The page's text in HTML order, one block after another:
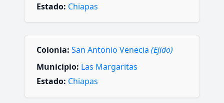
Estado: Chiapas
Colonia: San Antonio Venecia (Ejido)
Municipio: Las Margaritas
Estado: Chiapas